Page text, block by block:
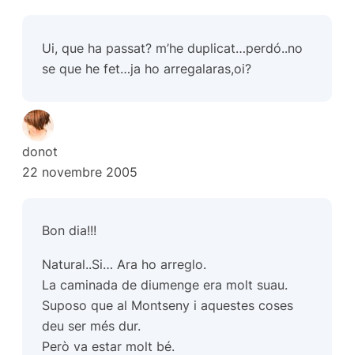
Ui, que ha passat? m’he duplicat…perdó..no
se que he fet…ja ho arregalaras,oi?
donot
22 novembre 2005
Bon dia!!!
Natural..Si… Ara ho arreglo.
La caminada de diumenge era molt suau.
Suposo que al Montseny i aquestes coses
deu ser més dur.
Però va estar molt bé.